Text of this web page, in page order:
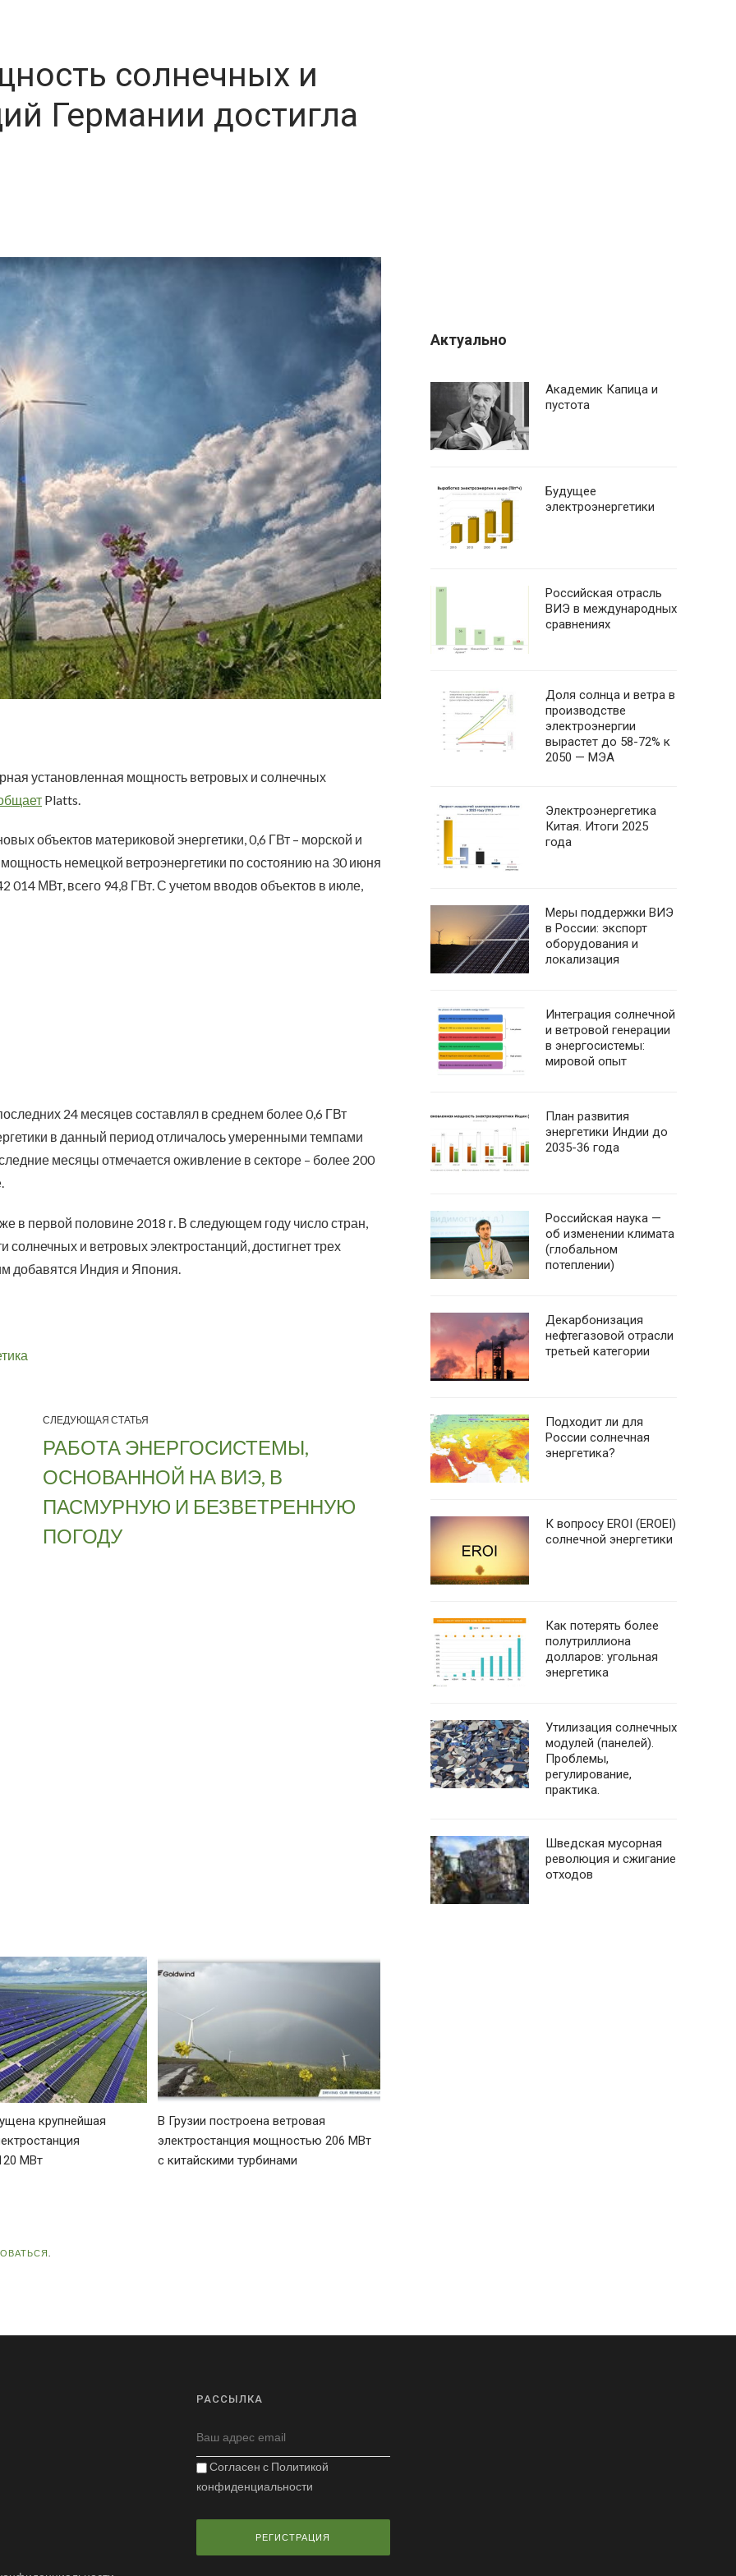
солнечных и
Германии достигла
установленная мощность ветровых и солнечных
Platts.
объектов материковой энергетики, 0,6 ГВт – морской и
немецкой ветроэнергетики по состоянию на 30 июня
014 МВт, всего 94,8 ГВт. С учетом вводов объектов в июле,
24 месяцев составлял в среднем более 0,6 ГВт
в данный период отличалось умеренными темпами
месяцы отмечается оживление в секторе – более 200
в первой половине 2018 г. В следующем году число стран,
и ветровых электростанций, достигнет трех
добавятся Индия и Япония.
СЛЕДУЮЩАЯ СТАТЬЯ
РАБОТА ЭНЕРГОСИСТЕМЫ,
ОСНОВАННОЙ НА ВИЭ, В
ПАСМУРНУЮ И БЕЗВЕТРЕННУЮ
ПОГОДУ
крупнейшая
МВт
В Грузии построена ветровая
электростанция мощностью 206 МВт
с китайскими турбинами
Актуально
Академик Капица и
пустота
Будущее
электроэнергетики
Российская отрасль
ВИЭ в международных
сравнениях
Доля солнца и ветра в
производстве
электроэнергии
вырастет до 58-72% к
2050 — МЭА
Электроэнергетика
Китая. Итоги 2025
года
Меры поддержки ВИЭ
в России: экспорт
оборудования и
локализация
Интеграция солнечной
и ветровой генерации
в энергосистемы:
мировой опыт
План развития
энергетики Индии до
2035-36 года
Российская наука —
об изменении климата
(глобальном
потеплении)
Декарбонизация
нефтегазовой отрасли
третьей категории
Подходит ли для
России солнечная
энергетика?
К вопросу EROI (EROEI)
солнечной энергетики
Как потерять более
полутриллиона
долларов: угольная
энергетика
Утилизация солнечных
модулей (панелей).
Проблемы,
регулирование,
практика.
Шведская мусорная
революция и сжигание
отходов
РАССЫЛКА
Согласен с Политикой
конфиденциальности